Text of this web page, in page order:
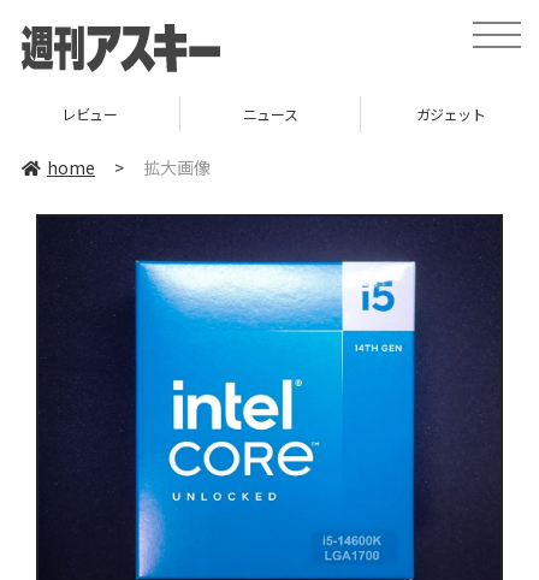
toggle
レビュー ニュース ガジェット
home > 拡大画像